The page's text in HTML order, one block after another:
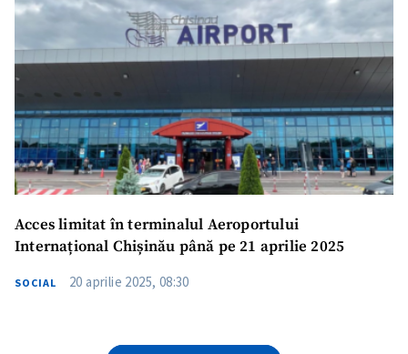
Acces limitat în terminalul Aeroportului
Internațional Chișinău până pe 21 aprilie 2025
SOCIAL 20 aprilie 2025, 08:30
Sursă anonimă
Nume+ Numele meu
Email+ Emailul meu
Telefon
+ Telefon personal
acord cupolitica de
confidențialitate.
TRIMITE ȘTIREA